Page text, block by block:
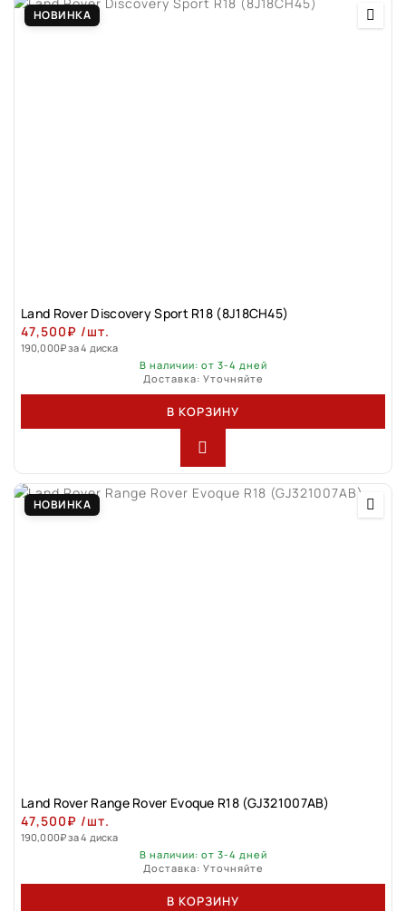
НОВИНКА
Land Rover Discovery Sport R18 (8J18CH45)
47,500₽ /шт.
190,000₽за 4 диска
В наличии: от 3-4 дней
Доставка: Уточняйте
В КОРЗИНУ
НОВИНКА
Land Rovеr Rаngе Rоver Evоque R18 (GJ321007АВ)
47,500₽ /шт.
190,000₽за 4 диска
В наличии: от 3-4 дней
Доставка: Уточняйте
В КОРЗИНУ